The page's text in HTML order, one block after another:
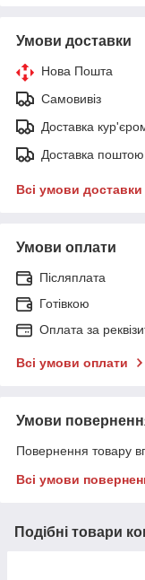
Умови доставки
Нова Пошта
Самовивіз
Доставка
Доставка поштою
Всі умови доставки
Умови оплати
Післяплата
Готівкою
Оплата за
Всі умови оплати
Умови
Повернення товару
Всі умови
Подібні товари